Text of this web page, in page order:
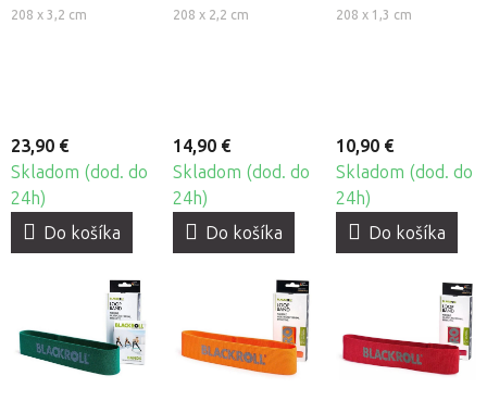
Power Band -
208 x 3,2 cm
23,90 €
Skladom (dod. do
24h)
Do košíka
Power Band -
208 x 2,2 cm
14,90 €
Skladom (dod. do
24h)
Do košíka
Power Band -
208 x 1,3 cm
10,90 €
Skladom (dod. do
24h)
Do košíka